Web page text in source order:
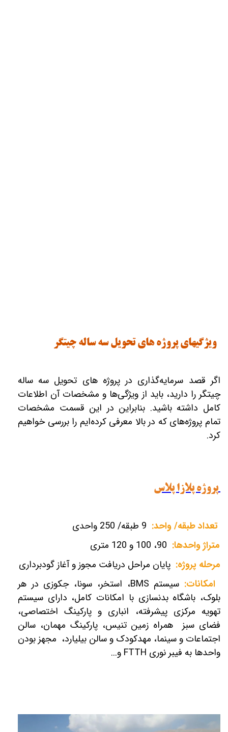
ویژگیهای پروژه های تحویل سه ساله چیتگر
اگر قصد سرمایه‌گذاری در پروژه های تحویل سه ساله
چیتگر را دارید، باید از ویژگی‌ها و مشخصات آن اطلاعات
کامل داشته باشید. بنابراین در این قسمت مشخصات
تمام پروژه‌های که در بالا معرفی کرده‌ایم را بررسی خواهیم
کرد.
پروژه پلازا پلاس
تعداد طبقه/ واحد: 9 طبقه/ 250 واحدی
متراژ واحدها: 90، 100 و 120 متری
مرحله پروژه: پایان مراحل دریافت مجوز و آغاز گودبرداری
امکانات: سیستم BMS، استخر، سونا، جکوزی در هر
بلوک، باشگاه بدنسازی با امکانات کامل، دارای سیستم
تهویه مرکزی پیشرفته، انباری و پارکینگ اختصاصی،
فضای سبز همراه زمین تنیس، پارکینگ مهمان، سالن
اجتماعات و سینما، مهد‌کودک و سالن بیلیارد، مجهز بودن
واحدها به فیبر نوری FTTH و...